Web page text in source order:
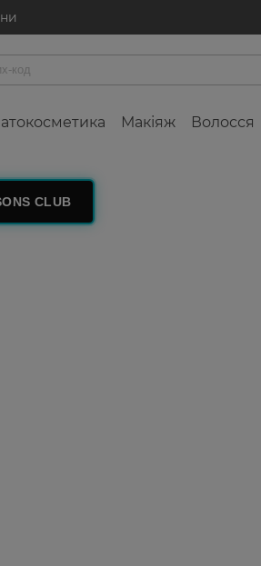
Макіяж Волосся
CLUB